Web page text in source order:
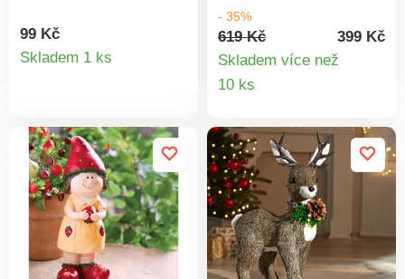
dárek. Dodáváno bez
obsahu.
99 Kč
Skladem 1 ks
způsobem. Skvělá
dekorace!
- 35%
619 Kč
399 Kč
Skladem více než
10 ks